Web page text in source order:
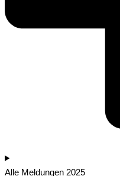
Alle Meldungen 2025